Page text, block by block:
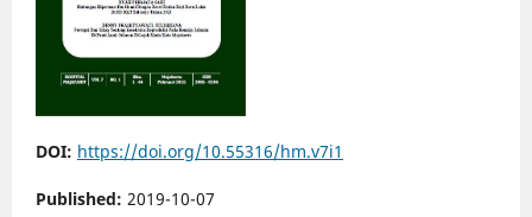
DOI: https://doi.org/10.55316/hm.v7i1
Published: 2019-10-07